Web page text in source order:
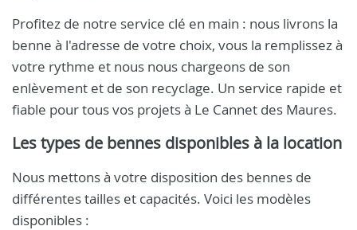
Profitez de notre service clé en main : nous livrons la
benne à l'adresse de votre choix, vous la remplissez à
votre rythme et nous nous chargeons de son
enlèvement et de son recyclage. Un service rapide et
fiable pour tous vos projets à Le Cannet des Maures.
Les types de bennes disponibles à la location
Nous mettons à votre disposition des bennes de
différentes tailles et capacités. Voici les modèles
disponibles :